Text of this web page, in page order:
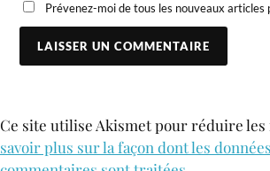
Prévenez-moi de tous les nouveaux articles
Ce site utilise Akismet pour réduire
savoir plus sur la façon dont les